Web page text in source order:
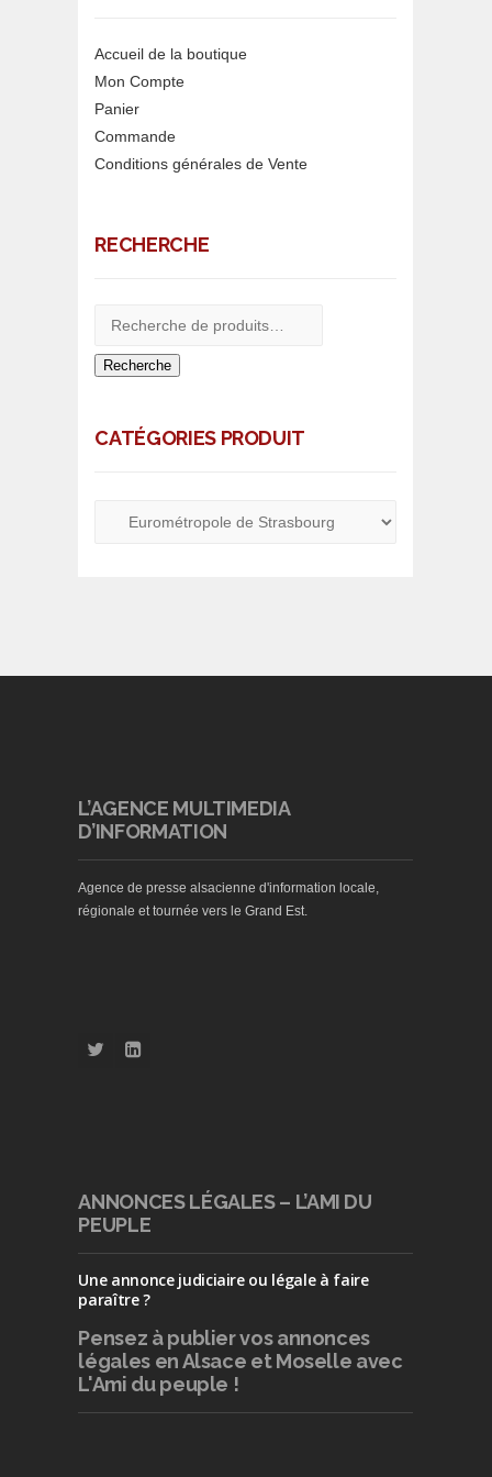
Accueil de la boutique
Mon Compte
Panier
Commande
Conditions générales de Vente
RECHERCHE
Recherche
CATÉGORIES PRODUIT
L’AGENCE MULTIMEDIA
D’INFORMATION
Agence de presse alsacienne d'information locale,
régionale et tournée vers le Grand Est.
ANNONCES LÉGALES – L’AMI DU
PEUPLE
Une annonce judiciaire ou légale à faire
paraître ?
Pensez à publiervos annonces
légales en Alsace et Moselle avec
L'Ami du peuple !